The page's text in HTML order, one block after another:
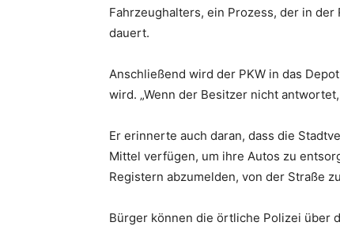
Fahrzeughalters, ein Prozess, der in
dauert.
Anschließend wird der PKW in das
wird. „Wenn der Besitzer nicht
Er erinnerte auch daran, dass die
Mittel verfügen, um ihre Autos zu
Registern abzumelden, von der Straße
Bürger können die örtliche Polizei über